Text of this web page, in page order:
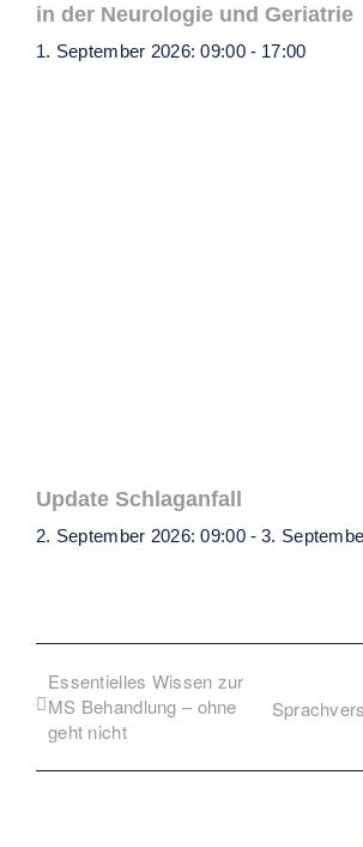
in der Neurologie und Geriatrie
1. September 2026: 09:00 - 17:00
Update Schlaganfall
2. September 2026: 09:00 - 3.
Essentielles Wissen zur
MS Behandlung – ohne
geht nicht